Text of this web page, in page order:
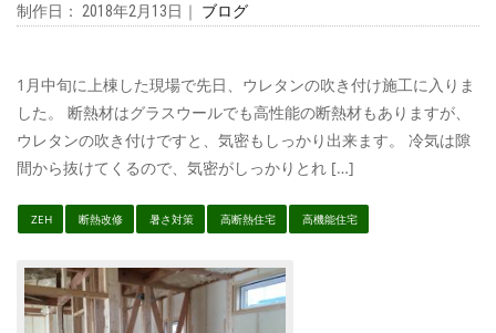
制作日： 2018年2月13日｜ ブログ
1月中旬に上棟した現場で先日、ウレタンの吹き付け施工に入りま
した。 断熱材はグラスウールでも高性能の断熱材もありますが、
ウレタンの吹き付けですと、気密もしっかり出来ます。 冷気は隙
間から抜けてくるので、気密がしっかりとれ […]
ZEH 断熱改修 暑さ対策 高断熱住宅 高機能住宅